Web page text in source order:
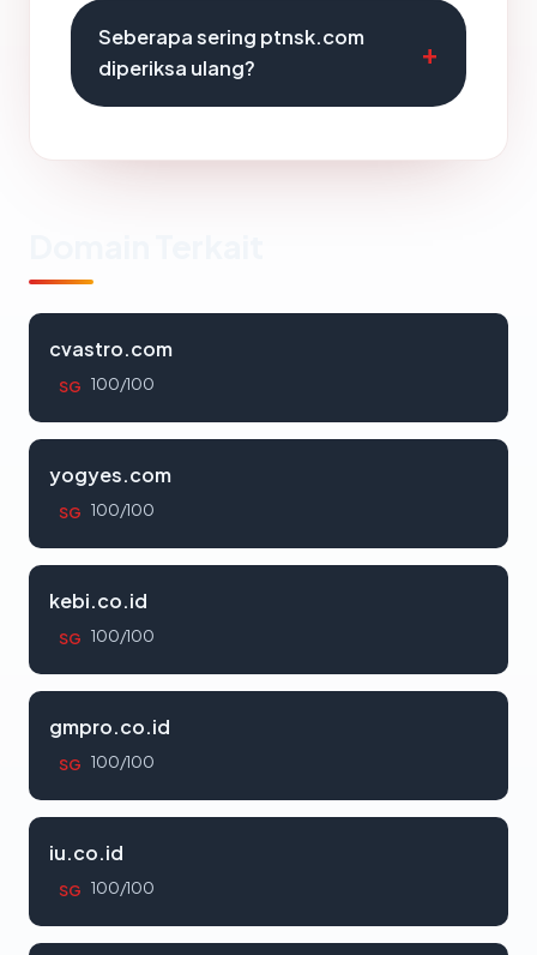
Seberapa sering ptnsk.com
diperiksa ulang?
cvastro.com
SG 100/100
yogyes.com
SG 100/100
kebi.co.id
SG 100/100
gmpro.co.id
SG 100/100
iu.co.id
SG 100/100